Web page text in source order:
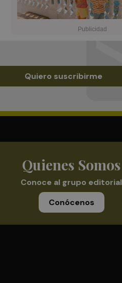
Quiero suscribirme
Quienes Somos
Conoce al grupo editorial
Conócenos